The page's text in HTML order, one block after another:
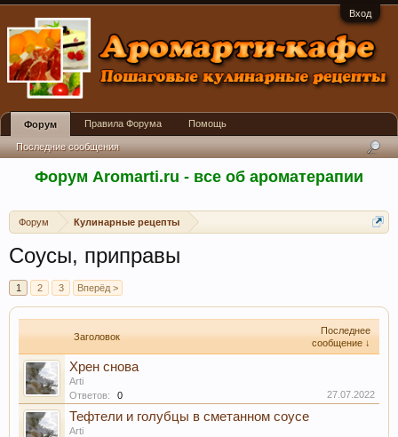
Вход
Форум Aromarti.ru - все об ароматерапии
Форум Кулинарные рецепты
Соусы, приправы
1 2 3 Вперёд >
Заголовок
Последнее
сообщение ↓
Хрен снова
Arti
Ответов:
0 27.07.2022
Тефтели и голубцы в сметанном соусе
Arti
Форум
Последние сообщения
Правила Форума Помощь